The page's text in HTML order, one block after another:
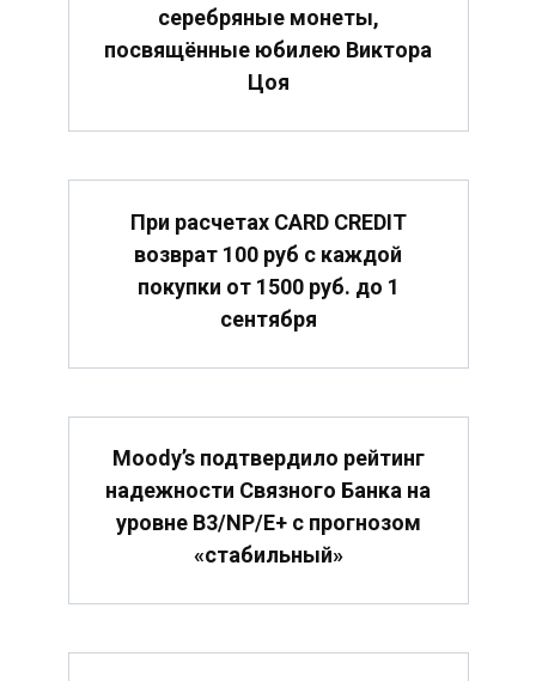
серебряные монеты,
посвящённые юбилею Виктора
Цоя
При расчетах CARD CREDIT
возврат 100 руб с каждой
покупки от 1500 руб. до 1
сентября
Moody’s подтвердило рейтинг
надежности Связного Банка на
уровне B3/NP/E+ с прогнозом
«стабильный»